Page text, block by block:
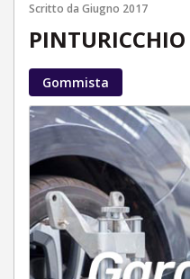
Scritto da Giugno 2017
Gommista